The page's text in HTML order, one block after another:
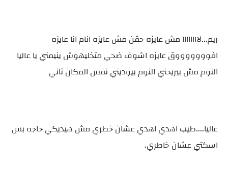
ريم...لاااااااا مش عايزه حقن مش عايزه انام انا عايزه
افوووووووق عايزه اشوف ضحي متخليهوش ينيمني يا عاليا
النوم مش بيريحني النوم بيوديني نفس المكان تاني
عاليا....طيب اهدي اهدي عشان خطري مش هيديكي حاجه بس
اسكتي عشان خاطري.